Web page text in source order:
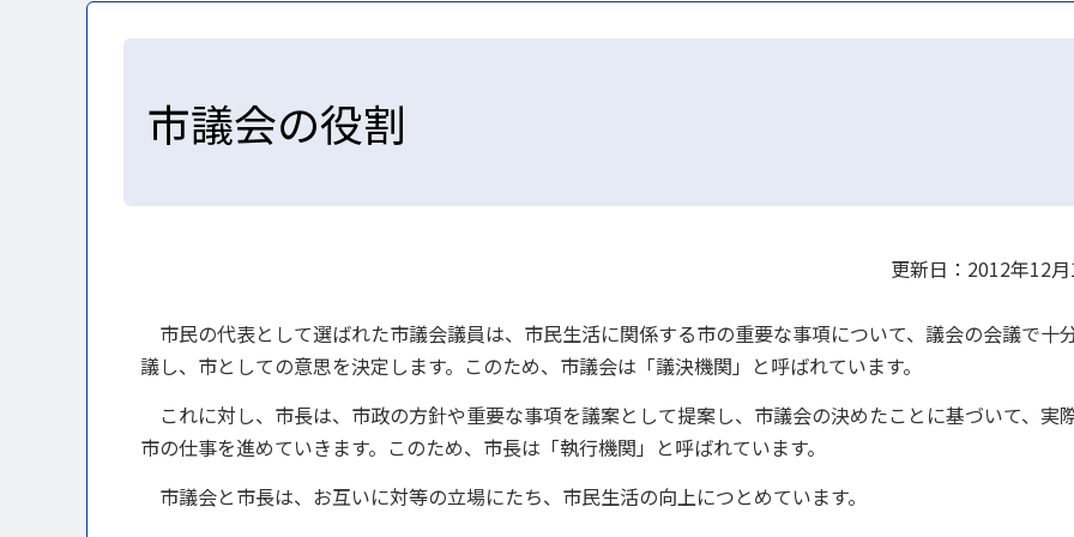
市議会の役割
更新日：2012年12
市民の代表として選ばれた市議会議員は、市民生活に関係する市の重要な事項について、議会の会議で十
議し、市としての意思を決定します。このため、市議会は「議決機関」と呼ばれています。
これに対し、市長は、市政の方針や重要な事項を議案として提案し、市議会の決めたことに基づいて、実
市の仕事を進めていきます。このため、市長は「執行機関」と呼ばれています。
市議会と市長は、お互いに対等の立場にたち、市民生活の向上につとめています。